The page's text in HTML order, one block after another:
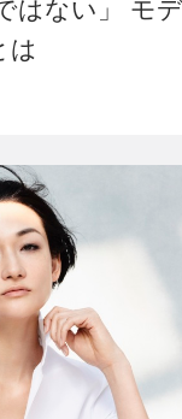
はない」 モデ
は